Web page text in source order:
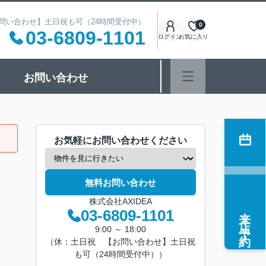
合わせ】土日祝も可（24時間受付中）
03-6809-1101 ログインお気に入り
0
お問い合わせ
お気軽にお問い合わせください
無料お問い合わせ
株式会社AXIDEA
03-6809-1101
9:00 ～ 18:00
（休：土日祝 【お問い合わせ】土日祝
も可（24時間受付中））
来店予約